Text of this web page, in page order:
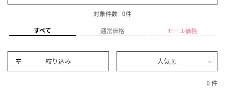
対象件数 : 0件
すべて 通常価格 セール価格
絞り込み 人気順
0 件